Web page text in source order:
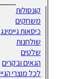
קונסולות
משחקים
כיסאות גיימינג
שולחנות
שלטים
הגאים ובקרים
לכל מוצרי הגיימינג